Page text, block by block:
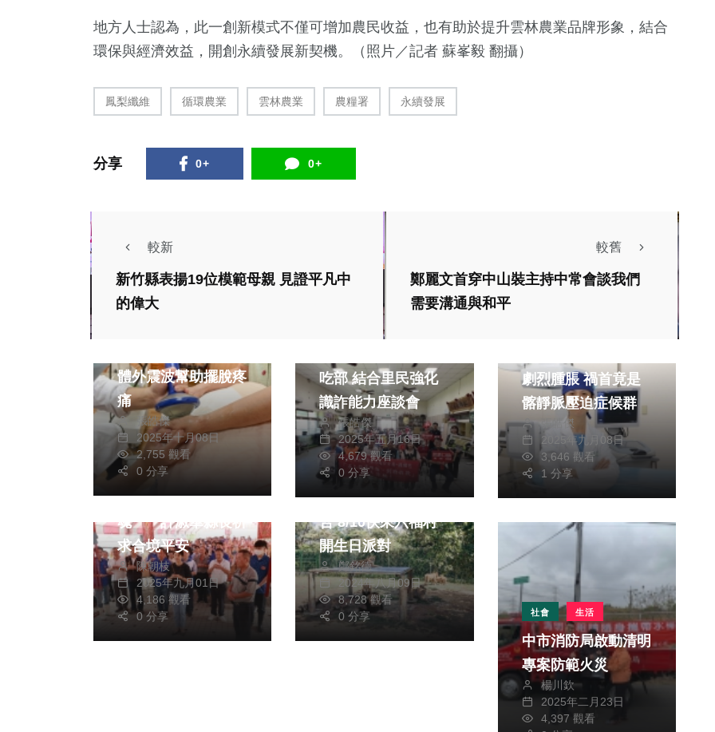
地方人士認為，此一創新模式不僅可增加農民收益，也有助於提升雲林農業品牌形象，結合
環保與經濟效益，開創永續發展新契機。（照片／記者 蘇峯毅 翻攝）
鳳梨纖維 循環農業 雲林農業 農糧署 永續發展
分享 0+ 0+
較新
新竹縣表揚19位模範母親 見證平凡中
的偉大
較舊
鄭麗文首穿中山裝主持中常會談我們
需要溝通與和平
體外震波幫助擺脫疼
痛
張皓傑
2025年十月08日
2,755 觀看
0 分享
吃部 結合里民強化
識詐能力座談會
張皓傑
2025年五月16日
4,679 觀看
0 分享
劇烈腫脹 禍首竟是
髂靜脈壓迫症候群
張皓傑
2025年九月08日
3,646 觀看
1 分享
生活
農產運銷公司普度獸
魂 許淑華縣長祈
求合境平安
陳朝枝
2025年九月01日
4,186 觀看
0 分享
生活
全天下八月壽星大集
合 8/10快來六福村
開生日派對
鄭銘德
2024年八月09日
8,728 觀看
0 分享
社會 生活
中市消防局啟動清明
專案防範火災
楊川欽
2025年二月23日
4,397 觀看